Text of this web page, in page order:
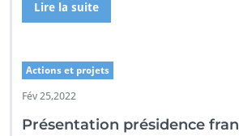
Lire la suite
Actions et projets
Fév 25,2022
Présentation présidence